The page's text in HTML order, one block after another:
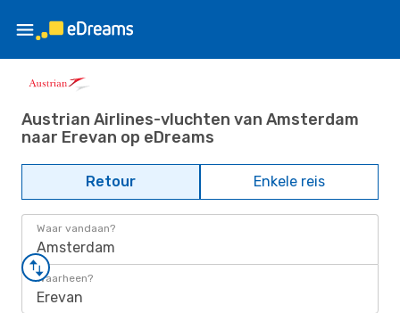
Austrian Airlines-vluchten van Amsterdam
naar Erevan op eDreams
Retour Enkele reis
Waar vandaan?
Amsterdam
Waarheen?
Erevan